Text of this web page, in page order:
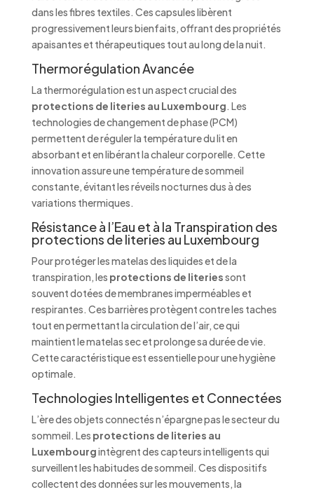
dans les fibres textiles. Ces capsules libèrent
progressivement leurs bienfaits, offrant des propriétés
apaisantes et thérapeutiques tout au long de la nuit.
Thermorégulation Avancée
La thermorégulation est un aspect crucial des
protections de literies au Luxembourg. Les
technologies de changement de phase (PCM)
permettent de réguler la température du lit en
absorbant et en libérant la chaleur corporelle. Cette
innovation assure une température de sommeil
constante, évitant les réveils nocturnes dus à des
variations thermiques.
Résistance à l’Eau et à la Transpiration des
protections de literies au Luxembourg
Pour protéger les matelas des liquides et de la
transpiration, les protections de literiessont
souvent dotées de membranes imperméables et
respirantes. Ces barrières protègent contre les taches
tout en permettant la circulation de l’air, ce qui
maintient le matelas sec et prolonge sa durée de vie.
Cette caractéristique est essentielle pour une hygiène
optimale.
Technologies Intelligentes et Connectées
L’ère des objets connectés n’épargne pas le secteur du
sommeil. Les protections de literies au
Luxembourgintègrent des capteurs intelligents qui
surveillent les habitudes de sommeil. Ces dispositifs
collectent des données sur les mouvements, la